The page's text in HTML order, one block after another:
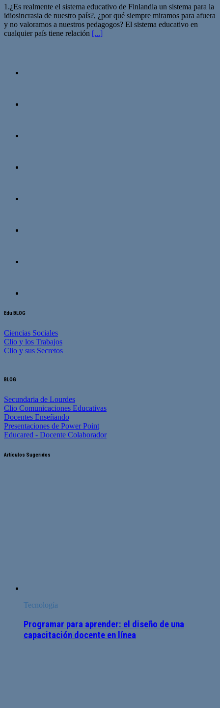
1.¿Es realmente el sistema educativo de Finlandia un sistema para la
idiosincrasia de nuestro país?, ¿por qué siempre miramos para afuera
y no valoramos a nuestros pedagogos? El sistema educativo en
cualquier país tiene relación [...]
Edu BLOG
Ciencias Sociales
Clio y los Trabajos
Clio y sus Secretos
BLOG
Secundaria de Lourdes
Clio Comunicaciones Educativas
Docentes Enseñando
Presentaciones de Power Point
Educared - Docente Colaborador
Artículos Sugeridos
Tecnología
Programar para aprender: el diseño de una
capacitación docente en línea